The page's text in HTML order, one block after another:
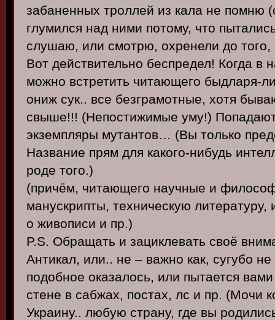
забаненных троллей из кала не помню
глумился над ними потому, что
слушаю, или смотрю, охренели до того,
Вот действительно беспредел! Когда в
можно встретить читающего быдларя-
ониж сук.. все безграмотные, хотя
свыше!!! (Непостижимые уму!)
экземпляры мутантов… (Вы только
Название прям для какого-нибудь
роде того.)
(причём, читающего научные и
манускрипты, техническую литературу,
о живописи и пр.)
P.S. Обращать и зациклевать своё
Антикал, или.. не – важно как, сугубо не
подобное оказалось, или пытается
стене в сабжах, постах, лс и пр. (Мочи
Украину.. любую страну, где вы